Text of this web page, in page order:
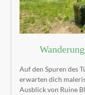
Auf den Spuren des
erwarten dich
Ausblick von Ruine